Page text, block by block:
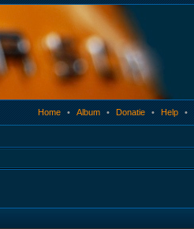
Home • Album • Donatie • Help •